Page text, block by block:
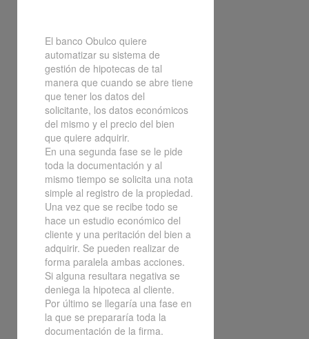
El banco Obulco quiere
automatizar su sistema de
gestión de hipotecas de tal
manera que cuando se abre tiene
que tener los datos del
solicitante, los datos económicos
del mismo y el precio del bien
que quiere adquirir.
En una segunda fase se le pide
toda la documentación y al
mismo tiempo se solicita una nota
simple al registro de la propiedad.
Una vez que se recibe todo se
hace un estudio económico del
cliente y una peritación del bien a
adquirir. Se pueden realizar de
forma paralela ambas acciones.
Si alguna resultara negativa se
deniega la hipoteca al cliente.
Por último se llegaría una fase en
la que se prepararía toda la
documentación de la firma.